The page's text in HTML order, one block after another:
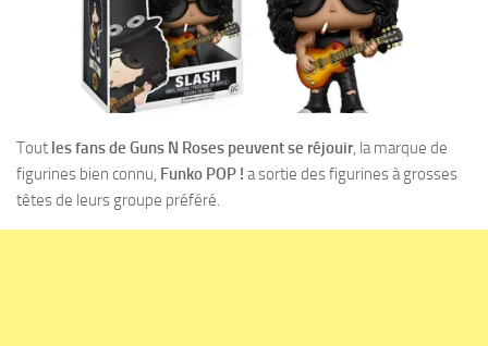
Tout les fans de Guns N Roses peuvent se réjouir, la marque de
figurines bien connu, Funko POP ! a sortie des figurines à grosses
têtes de leurs groupe préféré.